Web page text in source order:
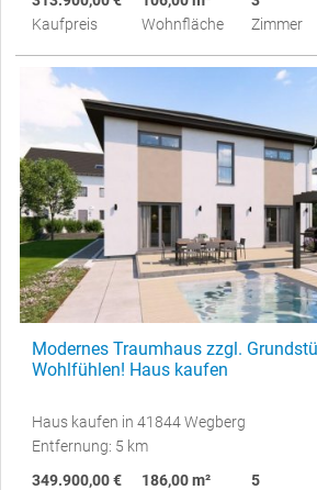
Kaufpreis
Wohnfläche
Zimmer
Modernes Traumhaus zzgl.
Wohlfühlen! Haus kaufen
Haus kaufen in 41844 Wegberg
Entfernung: 5 km
349.900,00 €
186,00 m²
5